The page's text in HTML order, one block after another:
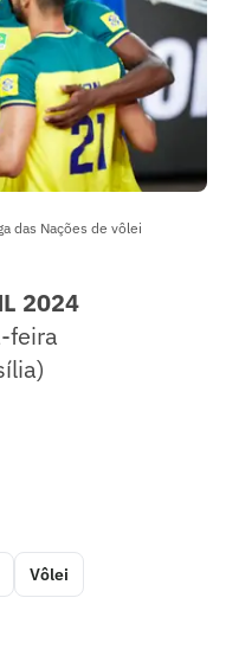
das Nações de vôlei
2024
feira
Vôlei